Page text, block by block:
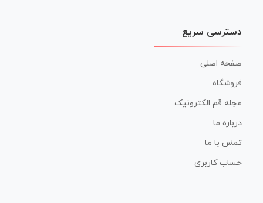
دسترسی سریع
صفحه اصلی
فروشگاه
مجله قم الکترونیک
درباره ما
تماس با ما
حساب کاربری